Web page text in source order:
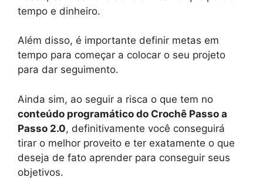
tempo e dinheiro.
Além disso, é importante definir metas em
tempo para começar a colocar o seu projeto
para dar seguimento.
Ainda sim, ao seguir a risca o que tem no
conteúdo programático do Crochê Passo a
Passo 2.0, definitivamente você conseguirá
tirar o melhor proveito e ter exatamente o que
deseja de fato aprender para conseguir seus
objetivos.